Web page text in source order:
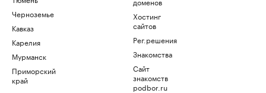
Черноземье
Кавказ
Карелия
Мурманск
Приморский
край
Хостинг
сайтов
Рег.решения
Знакомства
Сайт
знакомств
podbor.ru